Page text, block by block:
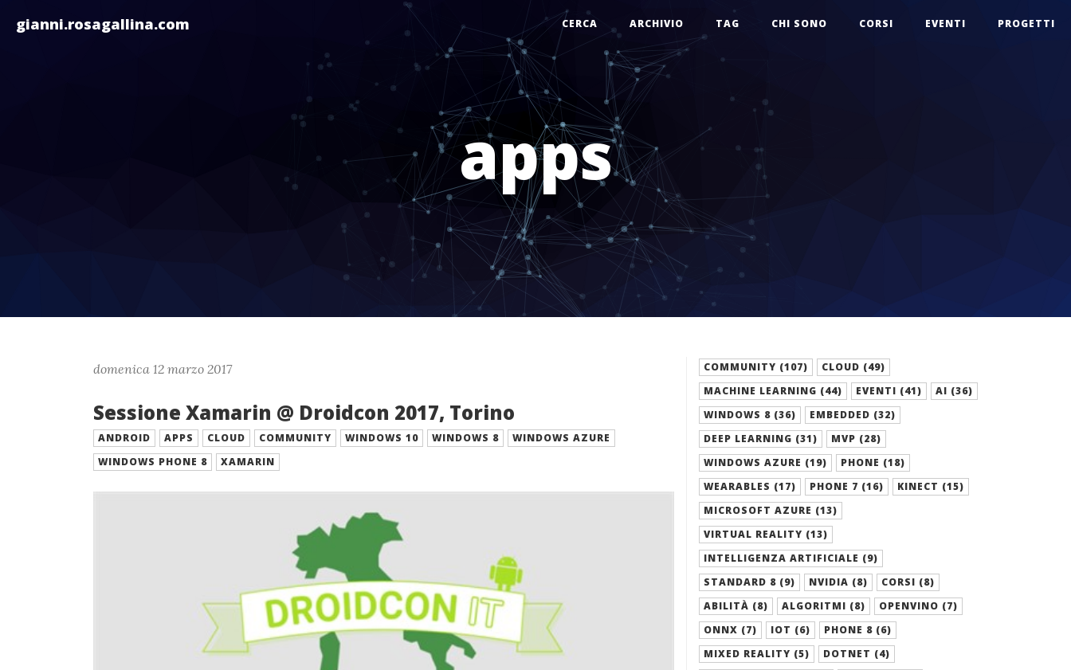
gianni.rosagallina.com CERCA ARCHIVIO TAG CHI SONO CORSI EVENTI PROGETTI
apps
domenica 12 marzo 2017
Sessione Xamarin @ Droidcon 2017, Torino
ANDROID APPS CLOUD COMMUNITY WINDOWS 10 WINDOWS 8
WINDOWS AZURE
WINDOWS PHONE 8
XAMARIN
COMMUNITY (107)
CLOUD (49)
MACHINE LEARNING (44)
EVENTI (41)
AI (36)
WINDOWS 8 (36)
EMBEDDED (32)
DEEP LEARNING (31)
MVP (28)
WINDOWS AZURE (19)
PHONE (18)
WEARABLES (17)
PHONE 7 (16)
KINECT (15)
MICROSOFT AZURE (13)
VIRTUAL REALITY (13)
INTELLIGENZA ARTIFICIALE (9)
STANDARD 8 (9)
NVIDIA (8)
CORSI (8)
ABILITÀ (8)
ALGORITMI (8)
OPENVINO (7)
ONNX (7)
IOT (6)
PHONE 8 (6)
MIXED REALITY (5)
DOTNET (4)